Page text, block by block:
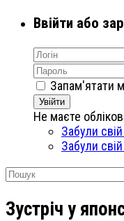
Ввійти або
Запам'ятати
Увійти
Не маєте
Забули
Забули свій
Зустріч у